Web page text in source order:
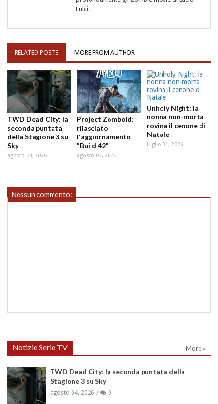
Fulci.
RELATED POSTS MORE FROM AUTHOR
TWD Dead City: la
seconda puntata
della Stagione 3 su
Sky
agosto 04, 2026
Project Zomboid:
rilasciato
l'aggiornamento
"Build 42"
agosto 03, 2026
Unholy Night: la
nonna non-morta
rovina il cenone di
Natale
luglio 31, 2026
Nessun commento:
Notizie Serie TV More »
TWD Dead City: la seconda puntata della
Stagione 3 su Sky
agosto 04, 2026 0